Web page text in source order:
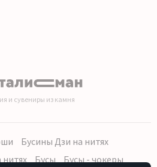
и сувениры из камня
Бусины Дзи на нитях
нитях
Бусы Бусы - чокеры